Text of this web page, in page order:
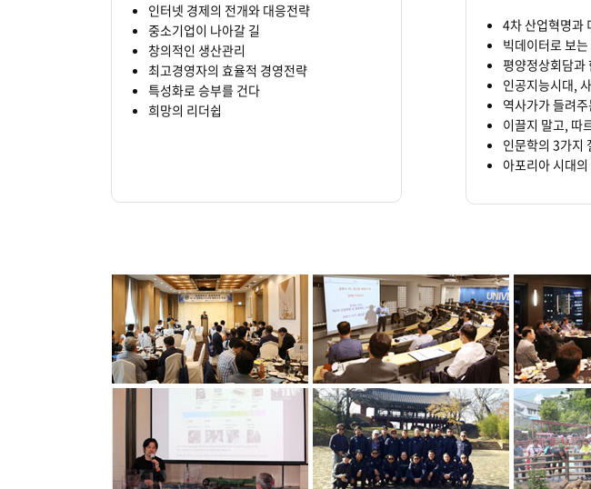
인터넷 경제의 전개와 대응전략
중소기업이 나아갈 길
창의적인 생산관리
최고경영자의 효율적 경영전략
특성화로 승부를 건다
희망의 리더쉽
4차 산업혁명과
빅데이터로 보
평양정상회담과
인공지능시대,
역사가가 들려
이끌지 말고, 따
인문학의 3가지
아포리아 시대